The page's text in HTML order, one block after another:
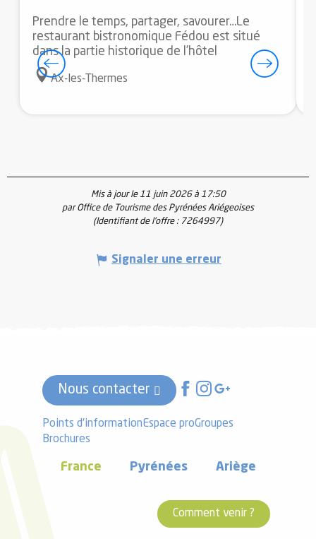
Prendre le temps, partager, savourer…Le
restaurant bistronomique Fédou est situé
dans la partie historique de l’hôtel
Ax-les-Thermes
Mis à jour le 11 juin 2026 à 17:50
par Office de Tourisme des Pyrénées Ariégeoises
(Identifiant de l'offre : 7264997)
Signaler une erreur
Nous contacter
Points d'informationEspace proGroupes
Brochures
France Pyrénées Ariège
Comment venir ?